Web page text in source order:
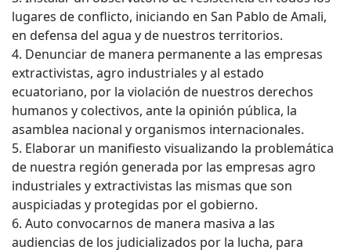
lugares de conflicto, iniciando en San Pablo de Amali,
en defensa del agua y de nuestros territorios.
4. Denunciar de manera permanente a las empresas
extractivistas, agro industriales y al estado
ecuatoriano, por la violación de nuestros derechos
humanos y colectivos, ante la opinión pública, la
asamblea nacional y organismos internacionales.
5. Elaborar un manifiesto visualizando la problemática
de nuestra región generada por las empresas agro
industriales y extractivistas las mismas que son
auspiciadas y protegidas por el gobierno.
6. Auto convocarnos de manera masiva a las
audiencias de los judicializados por la lucha, para